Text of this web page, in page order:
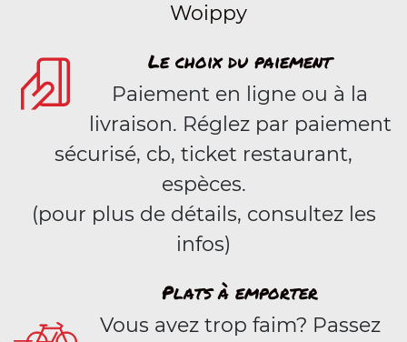
Woippy
Le choix du paiement
Paiement en ligne ou à la
livraison. Réglez par paiement
sécurisé, cb, ticket restaurant,
espèces.
(pour plus de détails, consultez les
infos)
Plats à emporter
Vous avez trop faim? Passez